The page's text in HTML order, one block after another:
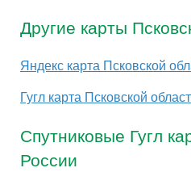
Другие карты
Яндекс карта Псковской
Гугл карта Псковской
Спутниковые Гугл
России